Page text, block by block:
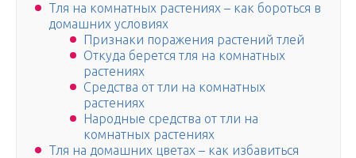
Тля на комнатных растениях – как бороться в
домашних условиях
Признаки поражения растений тлей
Откуда берется тля на комнатных
растениях
Средства от тли на комнатных
растениях
Народные средства от тли на
комнатных растениях
Тля на домашних цветах – как избавиться